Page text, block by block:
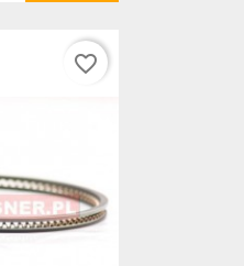
favorite_border